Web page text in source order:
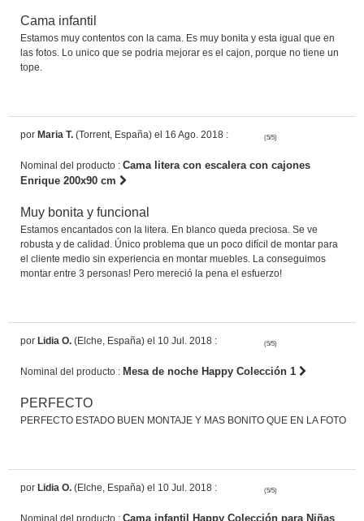
Cama infantil
Estamos muy contentos con la cama. Es muy bonita y esta igual que en
las fotos. Lo unico que se podria mejorar es el cajon, porque no tiene un
tope.
por Maria T. (Torrent, España) el 16 Ago. 2018 : (5/5)
Nominal del producto : Cama litera con escalera con cajones
Enrique 200x90 cm
Muy bonita y funcional
Estamos encantados con la litera. En blanco queda preciosa. Se ve
robusta y de calidad. Único problema que un poco difícil de montar para
el cliente medio sin experiencia en montar muebles. La conseguimos
montar entre 3 personas! Pero mereció la pena el esfuerzo!
por Lidia O. (Elche, España) el 10 Jul. 2018 : (5/5)
Nominal del producto : Mesa de noche Happy Colección 1
PERFECTO
PERFECTO ESTADO BUEN MONTAJE Y MAS BONITO QUE EN LA FOTO
por Lidia O. (Elche, España) el 10 Jul. 2018 : (5/5)
Nominal del producto : Cama infantil Happy Colección para Niñas